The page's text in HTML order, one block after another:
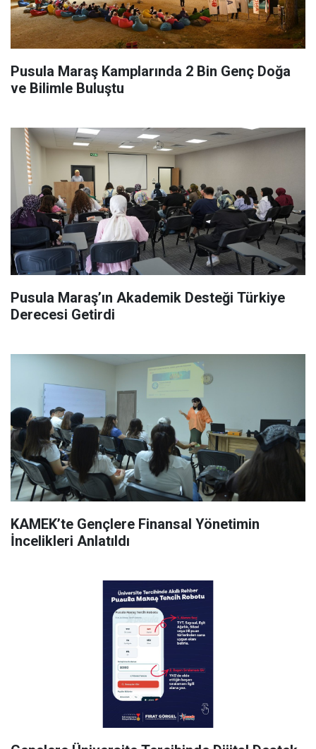
Pusula Maraş Kamplarında 2 Bin Genç Doğa
ve Bilimle Buluştu
Pusula Maraş’ın Akademik Desteği Türkiye
Derecesi Getirdi
KAMEK’te Gençlere Finansal Yönetimin
İncelikleri Anlatıldı